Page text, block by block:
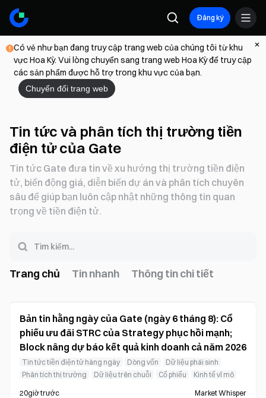
Đăng ký
Có vẻ như bạn đang truy cập trang web của chúng tôi từ khu
vực Hoa Kỳ. Vui lòng chuyển sang trang web Hoa Kỳ để truy cập
các sản phẩm được hỗ trợ trong khu vực của bạn.
Chuyển đổi trang web
Tin tức và phân tích thị trường tiền
điện tử của Gate
Tin tức Gate đưa tin về xu hướng thị trường tiền điện
tử, biến động giá, diễn biến dự án và phân tích chuyên
sâu để giúp bạn luôn cập nhật những thông tin quan
trọng về tiền điện tử.
Trang chủ Tin nhanh Thông tin chi tiết
Bản tin hằng ngày của Gate (ngày 6 tháng 8): Cổ
phiếu ưu đãi STRC của Strategy phục hồi mạnh;
Block nâng dự báo kết quả kinh doanh cả năm 2026
Tin tức tiền điện tử hàng ngày Dòng vốn
Dữ liệu phái sinh
Phân tích thị trường
Dữ liệu trên chuỗi Cổ phiếu Kinh tế vĩ mô
20giờ trước Market Whisper